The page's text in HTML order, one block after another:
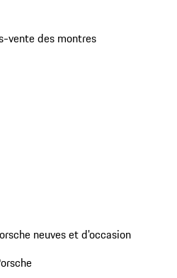
vente des montres
neuves et d'occasion